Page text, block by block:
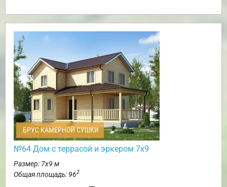
БРУС КАМЕРНОЙ СУШКИ
№64 Дом с террасой и эркером 7х9
Размер: 7х9 м
Общая площадь: 962